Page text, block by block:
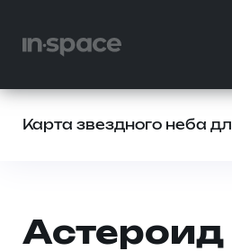
Карта звездного неба
Астероид